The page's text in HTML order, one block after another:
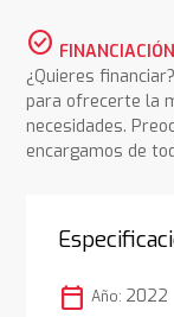
check_circle
¿Quieres
para ofrecerte la
necesidades.
encargamos de
calendar_today Año: 2022